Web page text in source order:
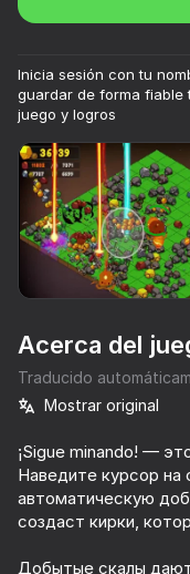
Este juego
72
80
Inicia sesión con tu
guardar de forma fiable
juego y logros
Acerca del
Traducido
Mostrar original
¡Sigue minando! —
Наведите курсор на
автоматическую
создаст кирки,
Добытые скалы